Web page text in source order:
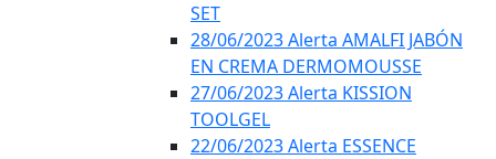
SET
28/06/2023 Alerta AMALFI JABÓN
EN CREMA DERMOMOUSSE
27/06/2023 Alerta KISSION
TOOLGEL
22/06/2023 Alerta ESSENCE